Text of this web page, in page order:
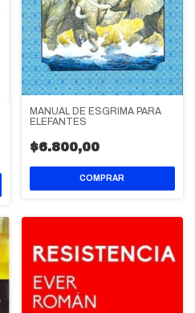
MANUAL DE ESGRIMA PARA
ELEFANTES
$6.800,00